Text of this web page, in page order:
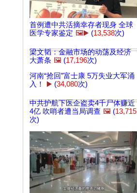
首例遭中共活摘幸存者现身 全球
医学专家鉴定 🖼️▶️ (13,538次)
梁文韬：金融市场的动荡及经济
大萧条 🖼️ (17,196次)
河南“抢回”富士康 5万失业大军涌
入！
▶️ (34,080次)
中共护航下医企盗卖4千尸体赚近
4亿 吹哨者遭当局调查 🖼️ (13,715
次)